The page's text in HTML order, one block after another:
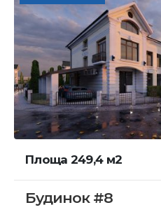
Площа 249,4 м2
Будинок #8